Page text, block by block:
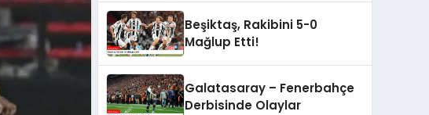
Beşiktaş, Rakibini 5-0
Mağlup Etti!
Galatasaray – Fenerbahçe
Derbisinde Olaylar